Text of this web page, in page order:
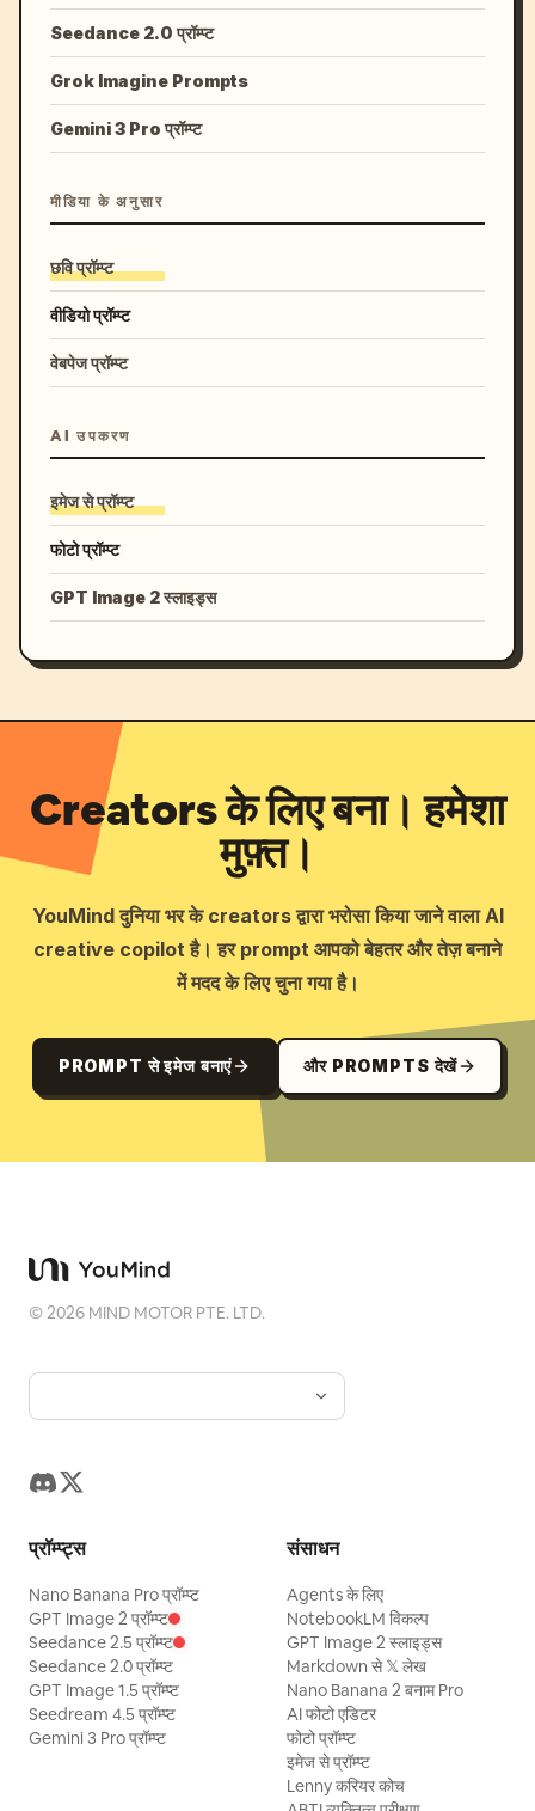
Seedance 2.0 प्रॉम्प्ट
Grok Imagine Prompts
Gemini 3 Pro प्रॉम्प्ट
मीडिया के अनुसार
छवि प्रॉम्प्ट
वीडियो प्रॉम्प्ट
वेबपेज प्रॉम्प्ट
AI उपकरण
इमेज से प्रॉम्प्ट
फोटो प्रॉम्प्ट
GPT Image 2 स्लाइड्स
Creators के लिए बना। हमेशा
मुफ़्त।
YouMind दुनिया भर के creators द्वारा भरोसा किया जाने वाला AI
creative copilot है। हर prompt आपको बेहतर और तेज़ बनाने
में मदद के लिए चुना गया है।
PROMPT से इमेज बनाएं और PROMPTS देखें
©2026 MIND MOTOR PTE. LTD.
प्रॉम्प्ट्स
Nano Banana Pro प्रॉम्प्ट
GPT Image 2 प्रॉम्प्ट
Seedance 2.5 प्रॉम्प्ट
Seedance 2.0 प्रॉम्प्ट
GPT Image 1.5 प्रॉम्प्ट
Seedream 4.5 प्रॉम्प्ट
Gemini 3 Pro प्रॉम्प्ट
संसाधन
Agents के लिए
NotebookLM विकल्प
GPT Image 2 स्लाइड्स
Markdown से 𝕏 लेख
Nano Banana 2 बनाम Pro
AI फोटो एडिटर
फोटो प्रॉम्प्ट
इमेज से प्रॉम्प्ट
Lenny करियर कोच